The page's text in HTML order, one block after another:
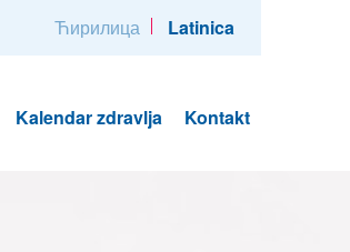
Ћирилица Latinica
Kalendar zdravlja Kontakt